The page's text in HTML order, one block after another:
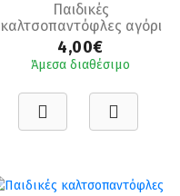
Παιδικές
καλτσοπαντόφλες αγόρι
πολύχρωμες
4,00€
Άμεσα διαθέσιμο